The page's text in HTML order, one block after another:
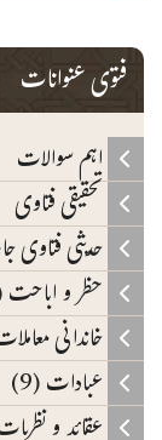
فتوی عنوانات
اہم سوالات
تحقیقی فتاوی
حدیثی فتاوی
حظر و اباحت
خاندانی
عبادات (9)